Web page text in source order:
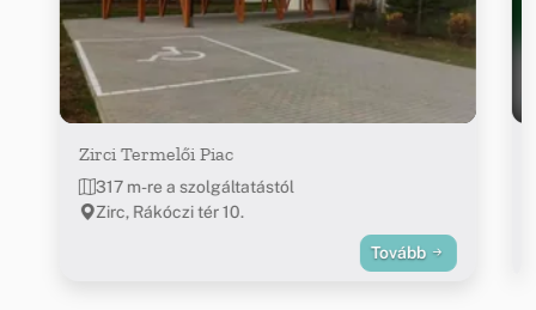
Zirci Termelői Piac
317 m-re a szolgáltatástól
Zirc, Rákóczi tér 10.
Tovább